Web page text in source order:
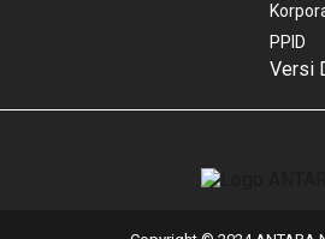
PPID
Versi